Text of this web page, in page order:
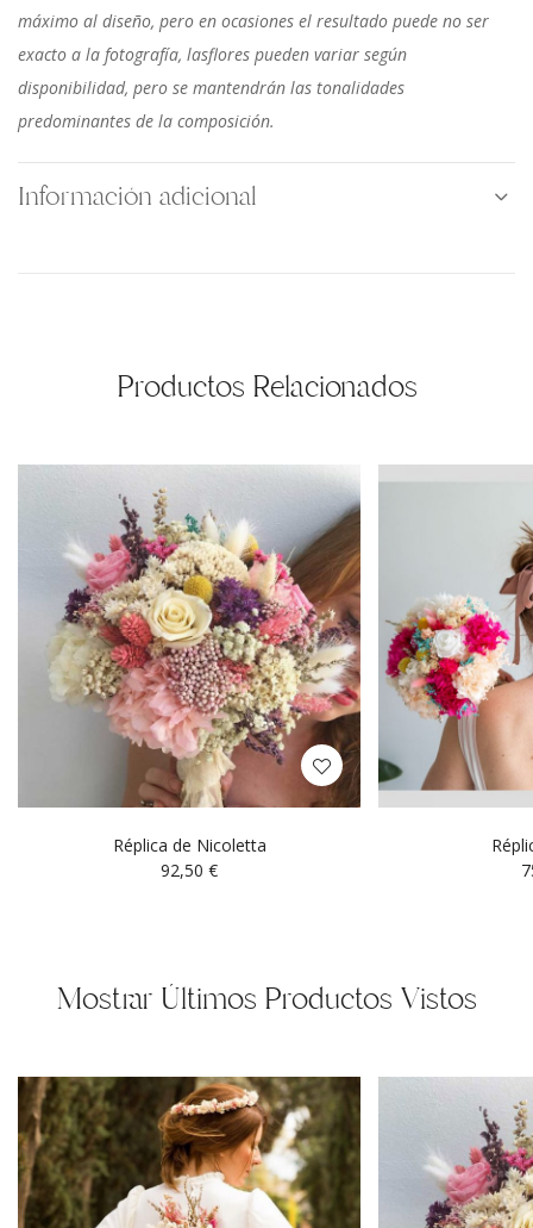
máximo al diseño, pero en ocasiones el resultado puede no ser
exacto a la fotografía, lasflores pueden variar según
disponibilidad, pero se mantendrán las tonalidades
predominantes de la composición.
Información adicional
Productos Relacionados
Réplica de Nicoletta
92,50 €
Mostrar Últimos Productos Vistos